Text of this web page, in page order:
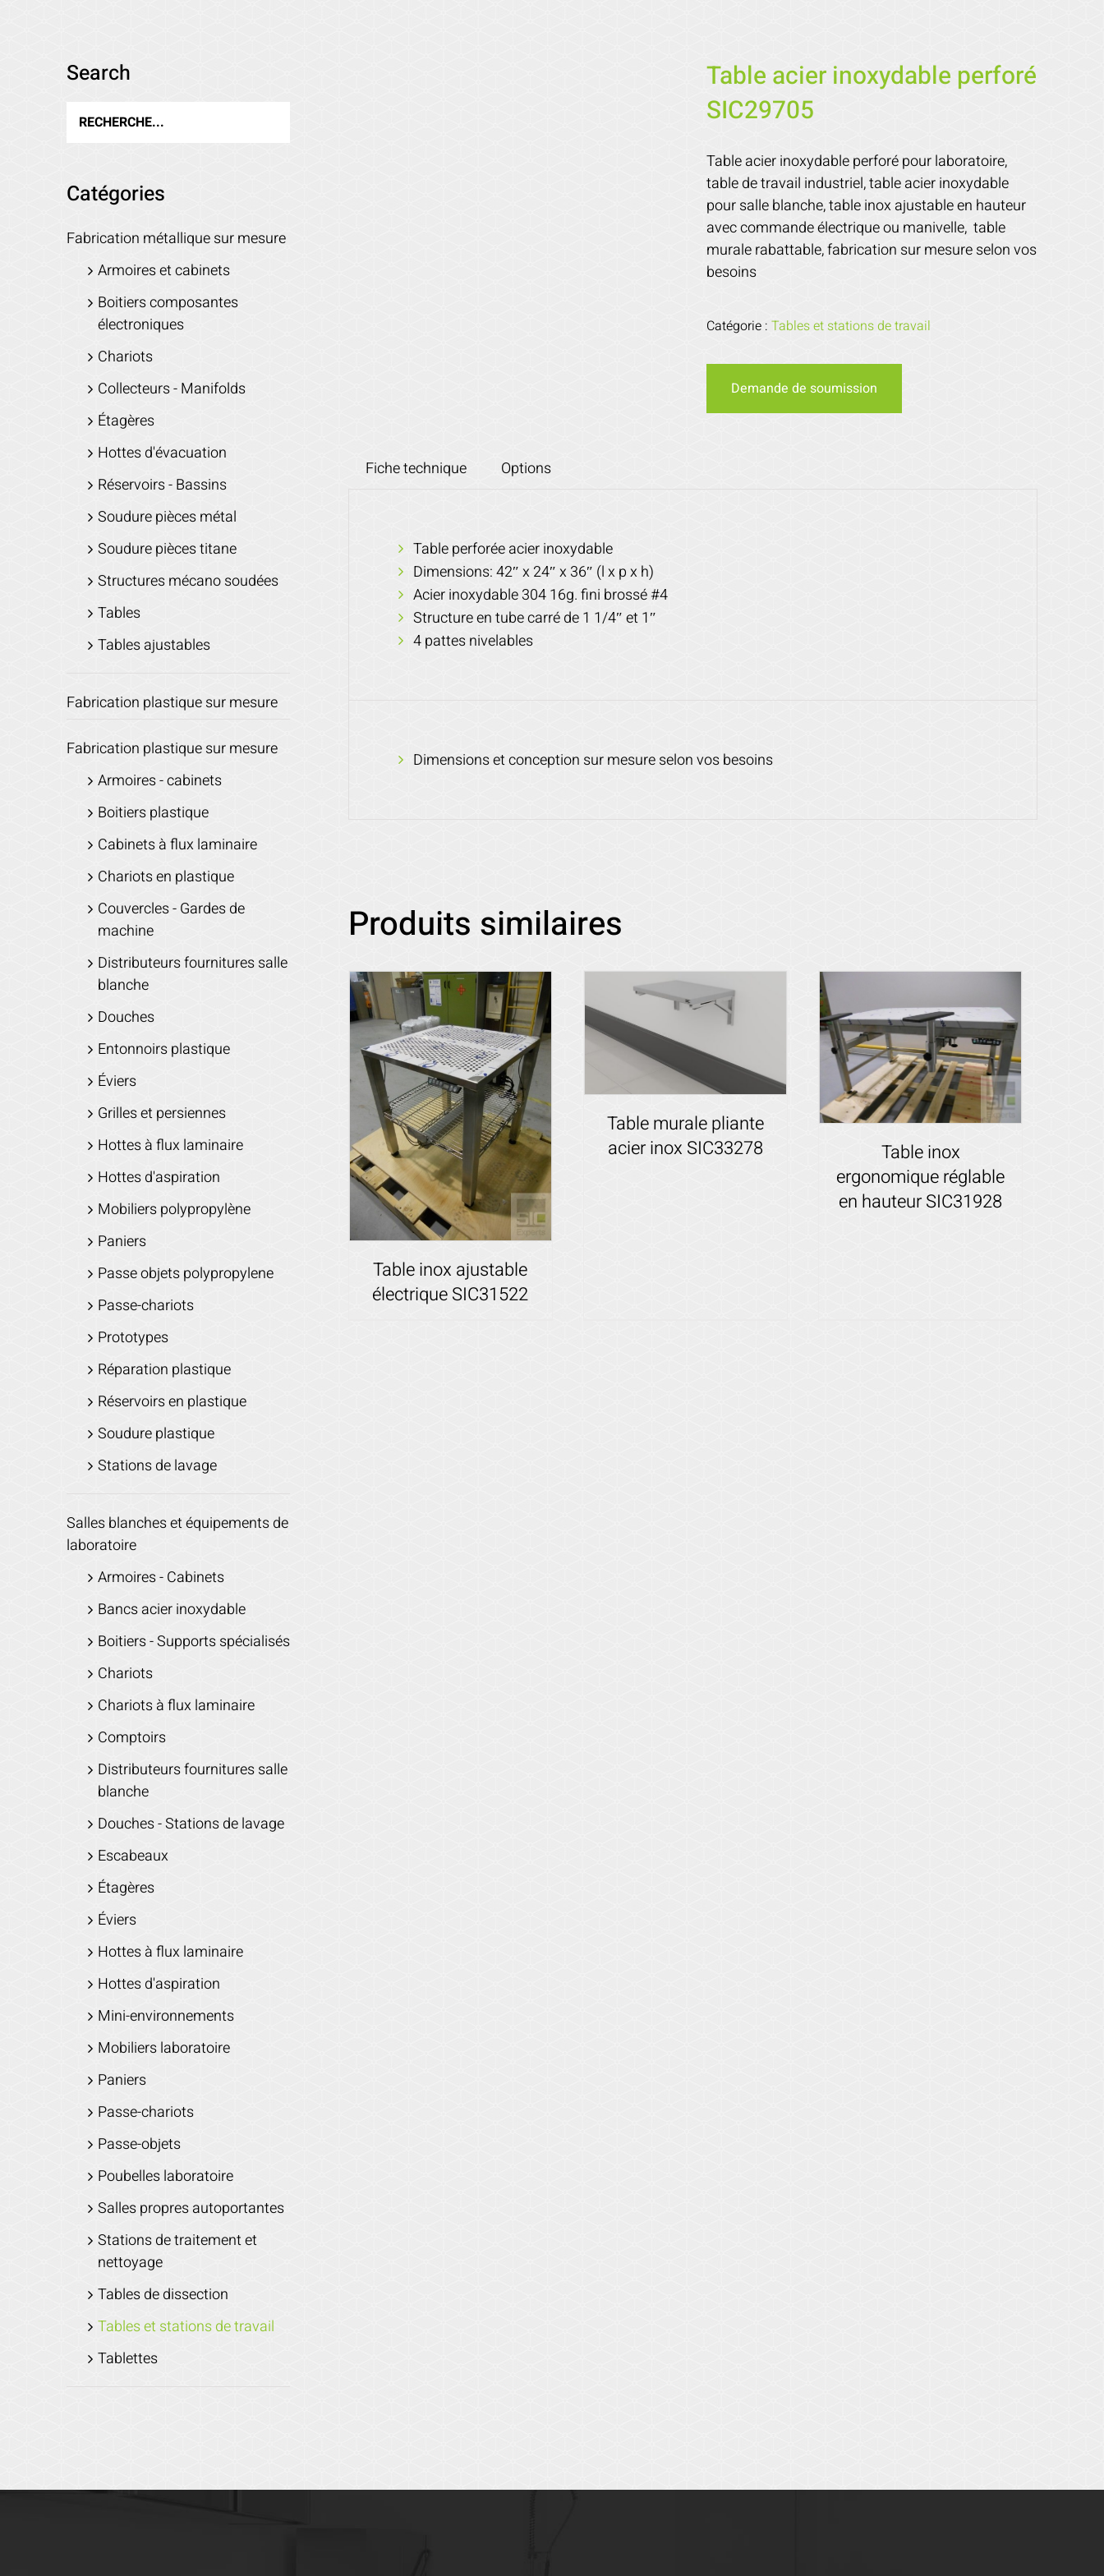
Table acier inoxydable perforé
SIC29705
Table acier inoxydable perforé pour laboratoire,
table de travail industriel, table acier inoxydable
pour salle blanche, table inox ajustable en hauteur
avec commande électrique ou manivelle, table
murale rabattable, fabrication sur mesure selon vos
besoins
Catégorie :Tables et stations de travail
Demande de soumission
Fiche technique Options
Table perforée acier inoxydable
Dimensions: 42″ x 24″ x 36″ (l x p x h)
Acier inoxydable 304 16g. fini brossé #4
Structure en tube carré de 1 1/4″ et 1″
4 pattes nivelables
Dimensions et conception sur mesure selon vos besoins
Produits similaires
Table inox ajustable
électrique SIC31522
Table murale pliante
acier inox SIC33278
Table inox
ergonomique réglable
en hauteur SIC31928
Search
Catégories
Fabrication métallique sur mesure
Armoires et cabinets
Boitiers composantes
électroniques
Chariots
Collecteurs - Manifolds
Étagères
Hottes d'évacuation
Réservoirs - Bassins
Soudure pièces métal
Soudure pièces titane
Structures mécano soudées
Tables
Tables ajustables
Fabrication plastique sur mesure
Fabrication plastique sur mesure
Armoires - cabinets
Boitiers plastique
Cabinets à flux laminaire
Chariots en plastique
Couvercles - Gardes de
machine
Distributeurs fournitures salle
blanche
Douches
Entonnoirs plastique
Éviers
Grilles et persiennes
Hottes à flux laminaire
Hottes d'aspiration
Mobiliers polypropylène
Paniers
Passe objets polypropylene
Passe-chariots
Prototypes
Réparation plastique
Réservoirs en plastique
Soudure plastique
Stations de lavage
Salles blanches et équipements de
laboratoire
Armoires - Cabinets
Bancs acier inoxydable
Boitiers - Supports spécialisés
Chariots
Chariots à flux laminaire
Comptoirs
Distributeurs fournitures salle
blanche
Douches - Stations de lavage
Escabeaux
Étagères
Éviers
Hottes à flux laminaire
Hottes d'aspiration
Mini-environnements
Mobiliers laboratoire
Paniers
Passe-chariots
Passe-objets
Poubelles laboratoire
Salles propres autoportantes
Stations de traitement et
nettoyage
Tables de dissection
Tables et stations de travail
Tablettes